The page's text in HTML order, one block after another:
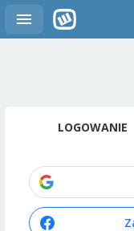
LOGOWANIE